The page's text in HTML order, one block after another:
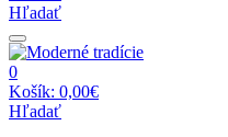
Hľadať
0
Košík: 0,00€
Hľadať